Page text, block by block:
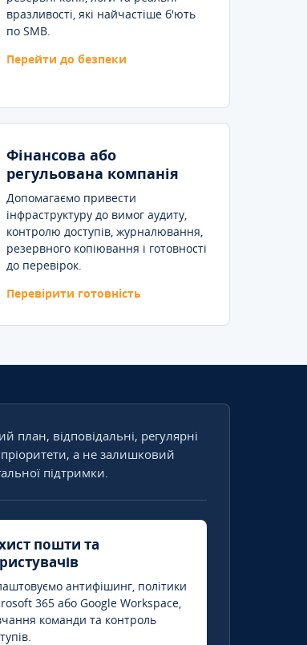
вразливості, які найчастіше б'ють
по SMB.
Перейти до безпеки
Фінансова або
регульована компанія
Допомагаємо привести
інфраструктуру до вимог аудиту,
контролю доступів, журналювання,
резервного копіювання і готовності
до перевірок.
Перевірити готовність
план, відповідальні, регулярні
пріоритети, а не залишковий
підтримки.
пошти та
антифішинг, політики
365 або Google Workspace,
команди та контроль